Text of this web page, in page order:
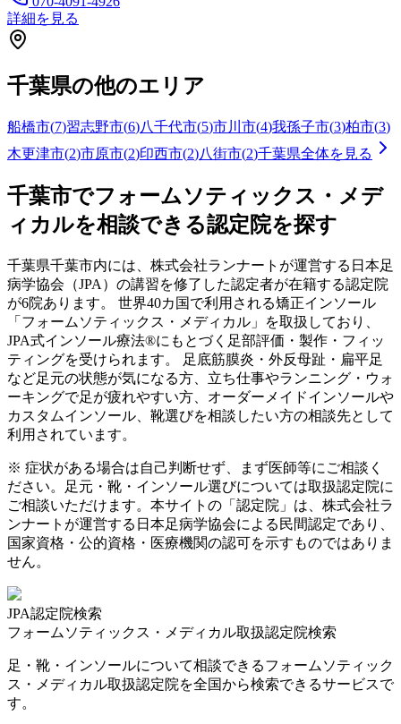
詳細を見る
千葉県の他のエリア
船橋市(7)習志野市(6)八千代市(5)市川市(4)我孫子市(3)柏市(3)
木更津市(2)市原市(2)印西市(2)八街市(2)千葉県全体を見る
千葉市でフォームソティックス・メデ
ィカルを相談できる認定院を探す
千葉県千葉市内には、株式会社ランナートが運営する日本足
病学協会（JPA）の講習を修了した認定者が在籍する認定院
が6院あります。 世界40カ国で利用される矯正インソール
「フォームソティックス・メディカル」を取扱しており、
JPA式インソール療法®にもとづく足部評価・製作・フィッ
ティングを受けられます。 足底筋膜炎・外反母趾・扁平足
など足元の状態が気になる方、立ち仕事やランニング・ウォ
ーキングで足が疲れやすい方、オーダーメイドインソールや
カスタムインソール、靴選びを相談したい方の相談先として
利用されています。
※ 症状がある場合は自己判断せず、まず医師等にご相談く
ださい。足元・靴・インソール選びについては取扱認定院に
ご相談いただけます。本サイトの「認定院」は、株式会社ラ
ンナートが運営する日本足病学協会による民間認定であり、
国家資格・公的資格・医療機関の認可を示すものではありま
せん。
JPA認定院検索
フォームソティックス・メディカル取扱認定院検索
足・靴・インソールについて相談できるフォームソティック
ス・メディカル取扱認定院を全国から検索できるサービスで
す。